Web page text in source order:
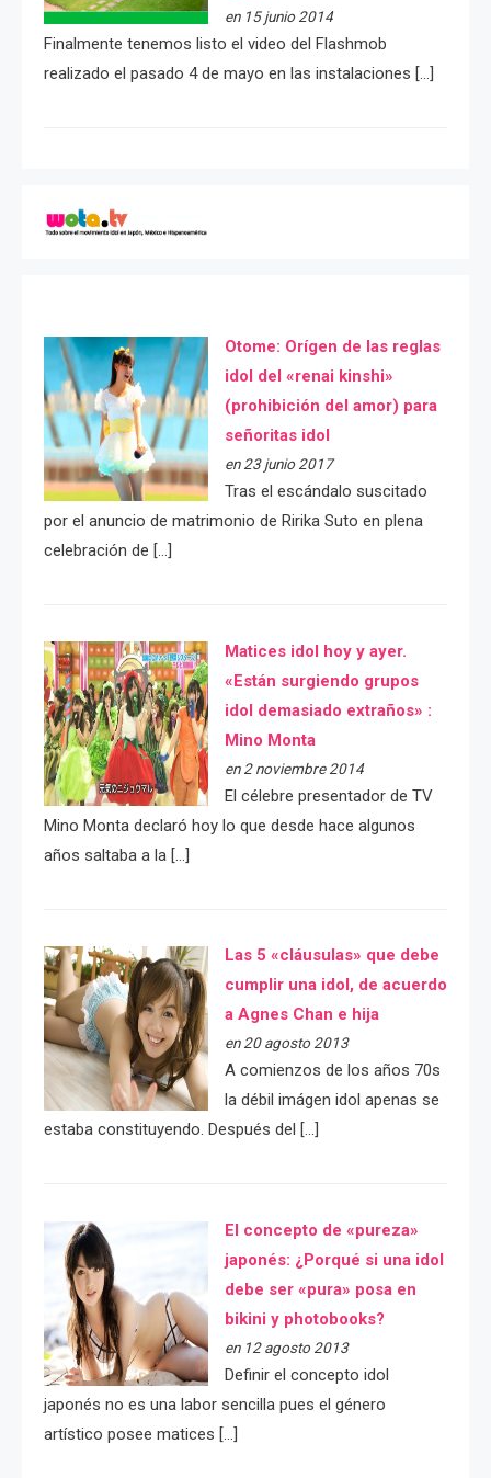
en 15 junio 2014
Finalmente tenemos listo el video del Flashmob
realizado el pasado 4 de mayo en las instalaciones […]
Otome: Orígen de las reglas
idol del «renai kinshi»
(prohibición del amor) para
señoritas idol
en 23 junio 2017
Tras el escándalo suscitado
por el anuncio de matrimonio de Ririka Suto en plena
celebración de […]
Matices idol hoy y ayer.
«Están surgiendo grupos
idol demasiado extraños» :
Mino Monta
en 2 noviembre 2014
El célebre presentador de TV
Mino Monta declaró hoy lo que desde hace algunos
años saltaba a la […]
Las 5 «cláusulas» que debe
cumplir una idol, de acuerdo
a Agnes Chan e hija
en 20 agosto 2013
A comienzos de los años 70s
la débil imágen idol apenas se
estaba constituyendo. Después del […]
El concepto de «pureza»
japonés: ¿Porqué si una idol
debe ser «pura» posa en
bikini y photobooks?
en 12 agosto 2013
Definir el concepto idol
japonés no es una labor sencilla pues el género
artístico posee matices […]